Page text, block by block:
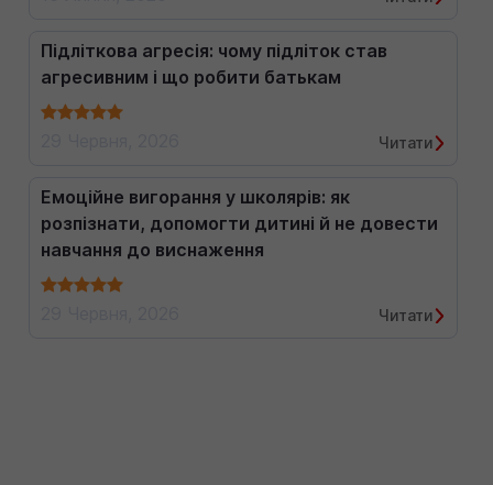
Підліткова агресія: чому підліток став
агресивним і що робити батькам
Читати
Емоційне вигорання у школярів: як
розпізнати, допомогти дитині й не довести
навчання до виснаження
Читати